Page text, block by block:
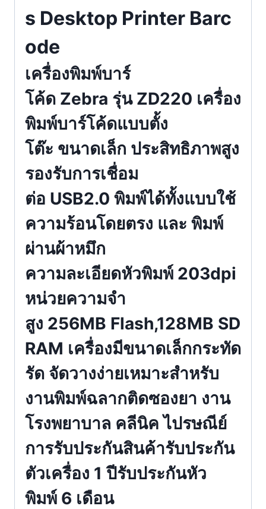
สติ
เกอร์
Port
s Desktop Printer Barc
ode
เครื่องพิมพ์บาร์
โค้ด Zebra รุ่น ZD220 เครื่อง
พิมพ์บาร์โค้ดแบบตั้ง
โต๊ะ ขนาดเล็ก ประสิทธิภาพสูง
รองรับการเชื่อม
ต่อ USB2.0 พิมพ์ได้ทั้งแบบใช้
ความร้อนโดยตรง และ พิมพ์
ผ่านผ้าหมึก
ความละเอียดหัวพิมพ์ 203dpi
หน่วยความจำ
สูง 256MB Flash,128MB SD
RAM เครื่องมีขนาดเล็กกระทัด
รัด จัดวางง่ายเหมาะสำหรับ
งานพิมพ์ฉลากติดซองยา งาน
โรงพยาบาล คลีนิค ไปรษณีย์
การรับประกันสินค้ารับประกัน
ตัวเครื่อง 1 ปีรับประกันหัว
พิมพ์ 6 เดือน